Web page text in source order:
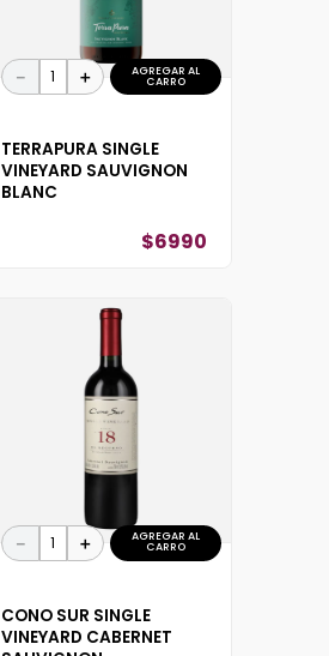
＋
－ AGREGAR AL
CARRO
TERRAPURA SINGLE
VINEYARD SAUVIGNON
BLANC
$6990
＋
－ AGREGAR AL
CARRO
CONO SUR SINGLE
VINEYARD CABERNET